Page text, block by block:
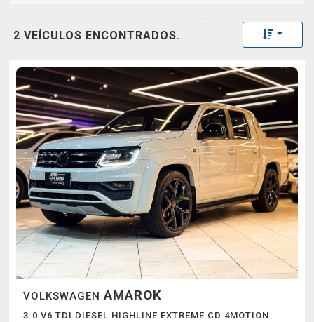
2 VEÍCULOS ENCONTRADOS. Toggle
VOLKSWAGENAMAROK
3.0 V6 TDI DIESEL HIGHLINE EXTREME CD 4MOTION